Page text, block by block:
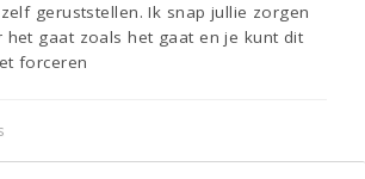
geruststellen. Ik snap jullie zorgen
gaat zoals het gaat en je kunt dit
forceren